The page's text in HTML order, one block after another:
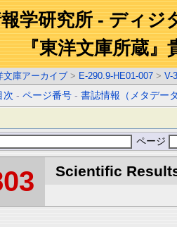
学研究所 - ディジ
『東洋文庫所蔵』
文庫アーカイブ > E-290.9-HE01-007 > V-3
次 -ページ番号 -書誌情報（メタデー
ページ
Scientific